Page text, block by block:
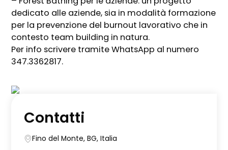
dedicato alle aziende, sia in modalità formazione
per la prevenzione del burnout lavorativo che in
contesto team building in natura.
Per info scrivere tramite WhatsApp al numero
347.3362817.
Contatti
Fino del Monte, BG, Italia